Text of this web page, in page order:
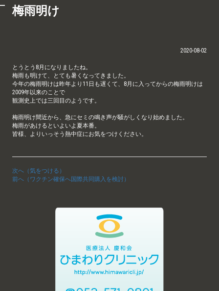
梅雨明け
2020-08-02
とうとう8月になりましたね。
梅雨も明けて、とても暑くなってきました。
今年の梅雨明けは昨年より11日も遅くて、8月に入ってからの梅雨明けは
2009年以来のことで
観測史上では三回目のようです。
梅雨明け間近から、急にセミの鳴き声が騒がしくなり始めました。
梅雨があけるといよいよ夏本番。
皆様、よりいっそう熱中症にお気をつけください。
次へ（気をつける）
前へ（ワクチン確保へ国際共同購入を検討）